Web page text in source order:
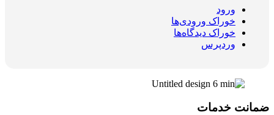
ورود
خوراک ورودی‌ها
خوراک دیدگاه‌ها
وردپرس
ضمانت خدمات